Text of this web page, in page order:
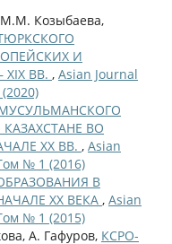
Козыбаева,
И
ВВ. , Asian Journal
ВО
XX ВВ. , Asian
№ 1 (2016)
В
ХХ ВЕКА , Asian
№ 1 (2015)
A. Гафуров, КСРО-